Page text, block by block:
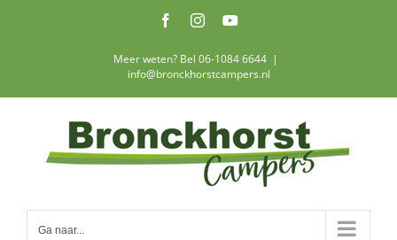
FacebookInstagramYouTube
Meer weten? Bel 06-1084 6644 |
info@bronckhorstcampers.nl
Ga naar...